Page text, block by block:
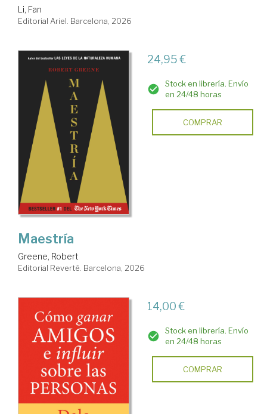
Li, Fan
Editorial Ariel. Barcelona, 2026
24,95 €
Stock en librería. Envío
en 24/48 horas
COMPRAR
Maestría
Greene, Robert
Editorial Reverté. Barcelona, 2026
14,00 €
Stock en librería. Envío
en 24/48 horas
COMPRAR